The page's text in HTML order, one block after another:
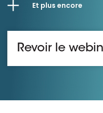
Et plus encore
Revoir le